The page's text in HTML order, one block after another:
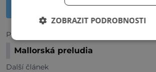
Sdílet na Twitteru
Předchozí článek
Mallorská preludia
Další článek
ZOBRAZIT PODROBNOSTI